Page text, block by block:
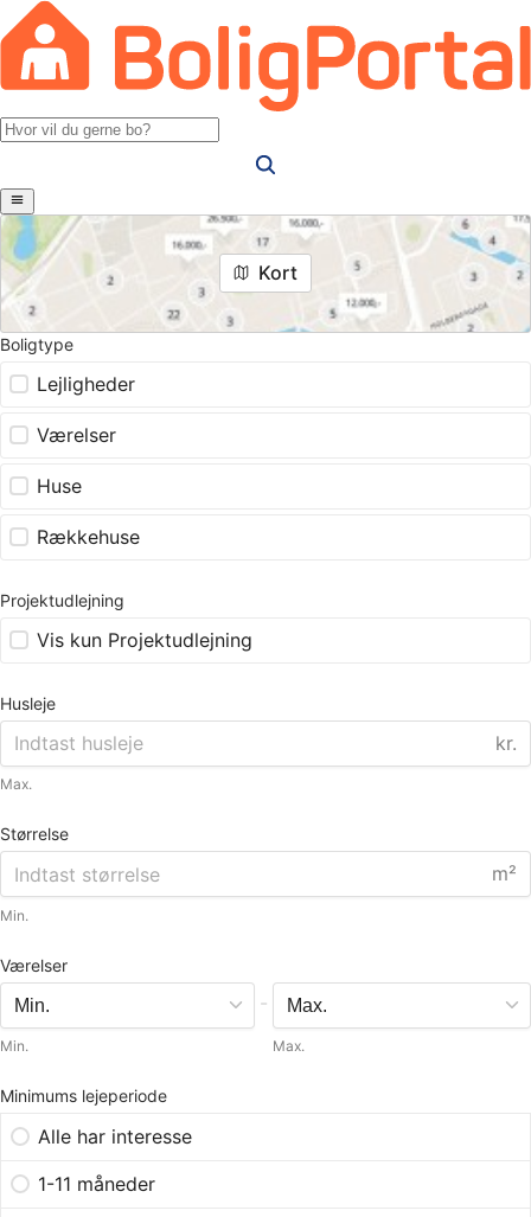
Kort
Boligtype
Lejligheder
Værelser
Huse
Rækkehuse
Projektudlejning
Vis kun Projektudlejning
Husleje
kr.
Max.
Størrelse
m²
Min.
Værelser
Min.
-
Max.
Minimums lejeperiode
Alle har interesse
1-11 måneder